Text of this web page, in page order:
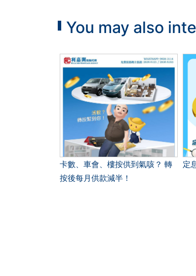
You may also
卡數、車會、樓按供到氣咳？ 轉
按後每月供款減半！